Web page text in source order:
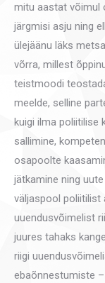
mitu aastat võimul
järgmisi asju ning
ülejäänu läks
võrra, millest
teistmoodi
meelde, selline
kuigi ilma poliitilise
sallimine,
osapoolte
jätkamine ning
väljaspool poliitilist
uuendusvõimelist
juures tahaks
riigi
ebaõnnestumiste